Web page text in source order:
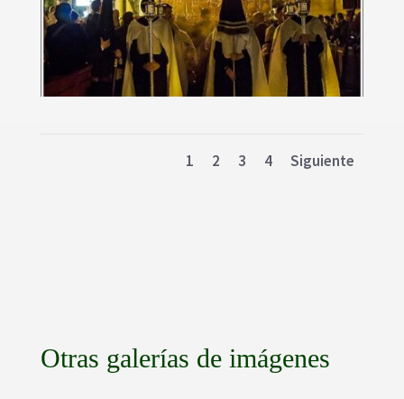
1 2 3 4 Siguiente
Otras galerías de imágenes